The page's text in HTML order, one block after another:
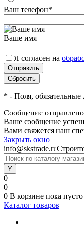
Ваш телефон*
Ваше имя
Я согласен на
* - Поля, обязательные
Сообщение отправлено
Ваше сообщение
Вами свяжется наш
Закрыть окно
info@skstrade.ru
0
0
0 В корзине пока пусто
Каталог товаров